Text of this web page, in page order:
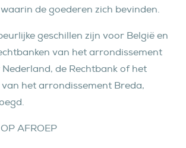
de goederen zich bevinden.
geschillen zijn voor België en
van het arrondissement
de Rechtbank of het
het arrondissement Breda,
AFROEP